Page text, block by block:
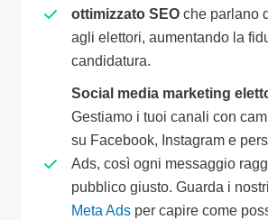
ottimizzato SEO che parlano
agli elettori, aumentando la
candidatura.
Social media marketing
Gestiamo i tuoi canali con
su Facebook, Instagram e
Ads, così ogni messaggio
pubblico giusto. Guarda i nostri
Meta Ads per capire come